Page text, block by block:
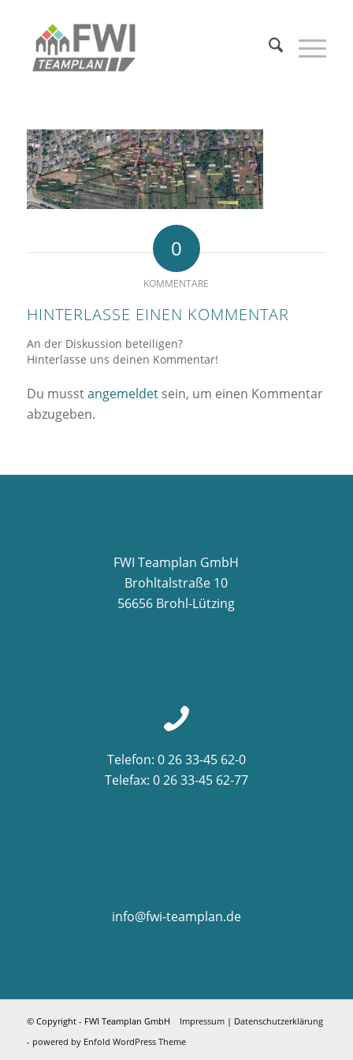
0
KOMMENTARE
HINTERLASSE EINEN KOMMENTAR
An der Diskussion beteiligen?
Hinterlasse uns deinen Kommentar!
Du musstangemeldetsein, um einen Kommentar
abzugeben.
FWI Teamplan GmbH
Brohltalstraße 10
56656 Brohl-Lützing
Telefon: 0 26 33-45 62-0
Telefax: 0 26 33-45 62-77
info@fwi-teamplan.de
© Copyright - FWI Teamplan GmbH Impressum| Datenschutzerklärung
- powered by Enfold WordPress Theme